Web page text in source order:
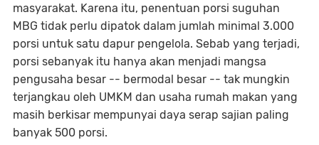
masyarakat. Karena itu, penentuan porsi suguhan
MBG tidak perlu dipatok dalam jumlah minimal 3.000
porsi untuk satu dapur pengelola. Sebab yang terjadi,
porsi sebanyak itu hanya akan menjadi mangsa
pengusaha besar -- bermodal besar -- tak mungkin
terjangkau oleh UMKM dan usaha rumah makan yang
masih berkisar mempunyai daya serap sajian paling
banyak 500 porsi.